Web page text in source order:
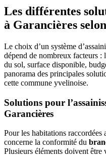
Les différentes
à Garancières
Le choix d’un système
dépend de nombreux facteurs
du sol, surface disponible,
panorama des principales
cette commune yvelinoise.
Solutions pour
Garancières
Pour les habitations
concerne la conformité du
Plusieurs éléments doivent être